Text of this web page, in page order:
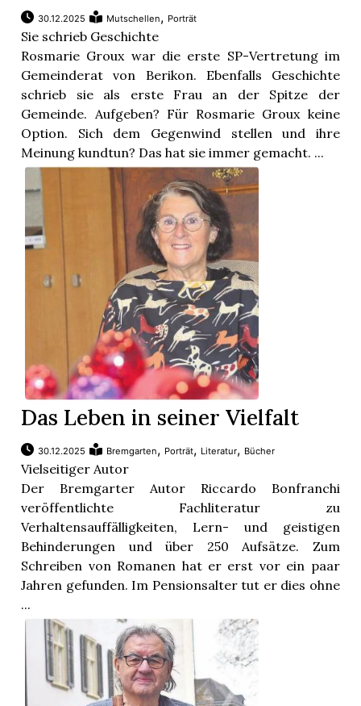
30.12.2025 Mutschellen, Porträt
Sie schrieb Geschichte
Rosmarie Groux war die erste SP-Vertretung im
Gemeinderat von Berikon. Ebenfalls Geschichte
schrieb sie als erste Frau an der Spitze der
Gemeinde. Aufgeben? Für Rosmarie Groux keine
Option. Sich dem Gegenwind stellen und ihre
Meinung kundtun? Das hat sie immer gemacht. ...
Das Leben in seiner Vielfalt
30.12.2025 Bremgarten, Porträt, Literatur, Bücher
Vielseitiger Autor
Der Bremgarter Autor Riccardo Bonfranchi
veröffentlichte Fachliteratur zu
Verhaltensauffälligkeiten, Lern- und geistigen
Behinderungen und über 250 Aufsätze. Zum
Schreiben von Romanen hat er erst vor ein paar
Jahren gefunden. Im Pensionsalter tut er dies ohne
...